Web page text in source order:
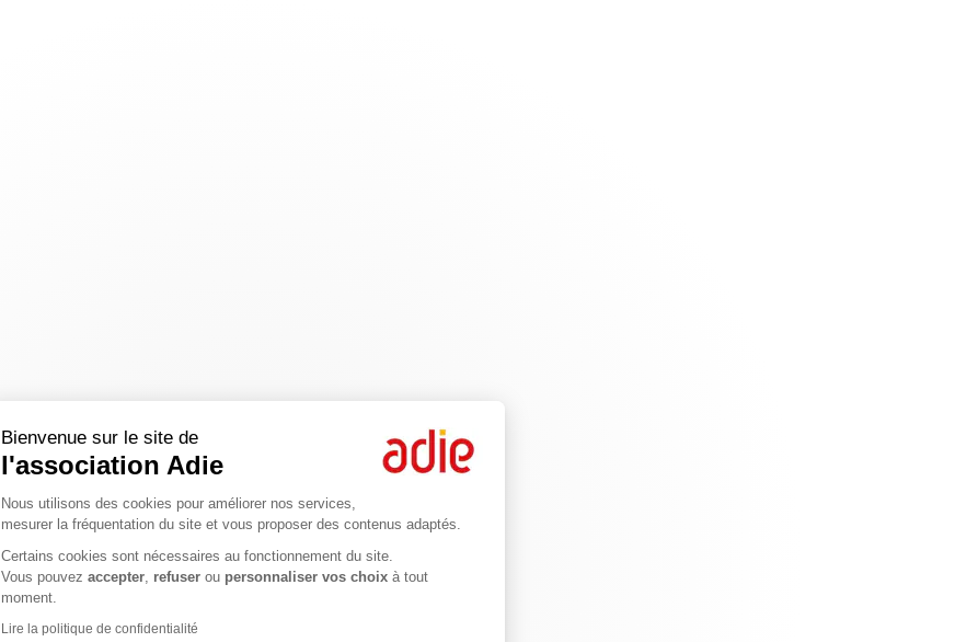
Bienvenue sur le site de
l'association Adie
Nous utilisons des cookies pour améliorer nos services,
mesurer la fréquentation du site et vous proposer des contenus adaptés.
Certains cookies sont nécessaires au fonctionnement du site.
Vous pouvez accepter, refuser ou personnaliser vos choix à tout
moment.
Lire la politique de confidentialité
Axeptio consent